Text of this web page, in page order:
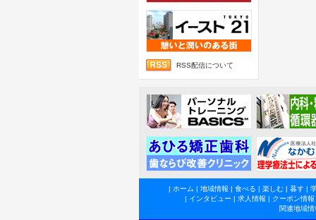
RSS配信について
| ホーム | 地域情報 | 食べる | 楽しむ| 暮す|
| インタビュー | 求人情報 | クーポン情報
関連地域